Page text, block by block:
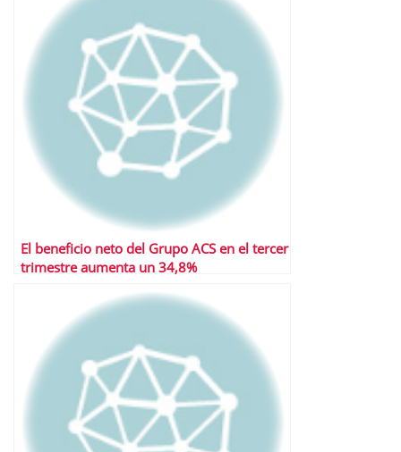
El beneficio neto del Grupo ACS en el tercer
trimestre aumenta un 34,8%